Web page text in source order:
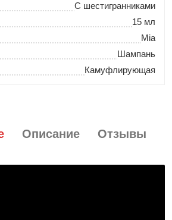
С шестигранниками
15 мл
Mia
Шампань
Камуфлирующая
Описание Отзывы